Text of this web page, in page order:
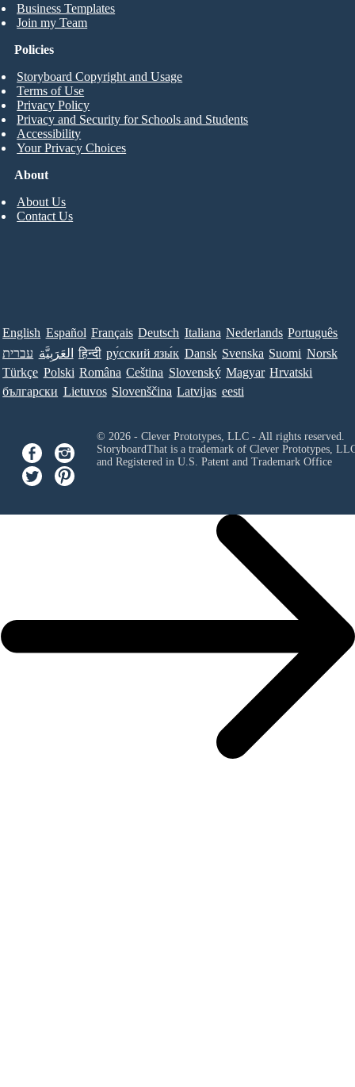
Business Templates
Join my Team
About
About Us
Contact Us
Policies
Storyboard Copyright and Usage
Terms of Use
Privacy Policy
Privacy and Security for Schools and Students
Accessibility
Your Privacy Choices
English Español Français Deutsch Italiana Nederlands Português
עברית العَرَبِيَّة हिन्दी ру́сский язы́к Dansk Svenska Suomi Norsk
Türkçe Polski Româna Ceština Slovenský Magyar Hrvatski
български Lietuvos Slovenščina Latvijas eesti
© 2026 - Clever Prototypes, LLC - All rights reserved.
StoryboardThat is a trademark of Clever Prototypes,
and Registered in U.S. Patent and Trademark Office